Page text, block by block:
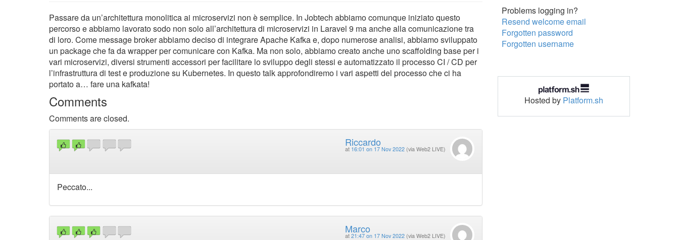
Passare da un’architettura monolitica ai microservizi non è semplice. In Jobtech abbiamo comunque iniziato questo
percorso e abbiamo lavorato sodo non solo all’architettura di microservizi in Laravel 9 ma anche alla comunicazione tra
di loro. Come message broker abbiamo deciso di integrare Apache Kafka e, dopo numerose analisi, abbiamo sviluppato
un package che fa da wrapper per comunicare con Kafka. Ma non solo, abbiamo creato anche uno scaffolding base per i
vari microservizi, diversi strumenti accessori per facilitare lo sviluppo degli stessi e automatizzato il processo CI / CD per
l’infrastruttura di test e produzione su Kubernetes. In questo talk approfondiremo i vari aspetti del processo che ci ha
portato a… fare una kafkata!
Comments
Comments are closed.
Riccardo
at 16:01 on 17 Nov 2022 (via Web2 LIVE)
Peccato...
Marco
at 21:47 on 17 Nov 2022 (via Web2 LIVE)
Problems logging in?
Resend welcome email
Forgotten password
Forgotten username
Hosted by Platform.sh